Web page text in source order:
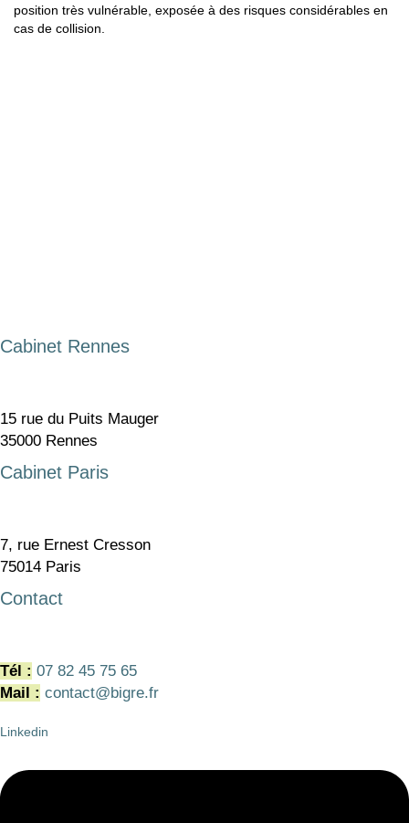
position très vulnérable, exposée à des risques considérables en
cas de collision.
Cabinet Rennes
15 rue du Puits Mauger
35000 Rennes
Cabinet Paris
7, rue Ernest Cresson
75014 Paris
Contact
Tél : 07 82 45 75 65
Mail : contact@bigre.fr
Linkedin